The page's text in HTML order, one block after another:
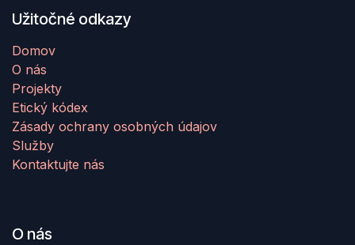
Užitočné odkazy
Domov
O nás
Projekty
Etický kódex
Zásady ochrany osobných údajov
Služby
Kontaktujte nás
O nás